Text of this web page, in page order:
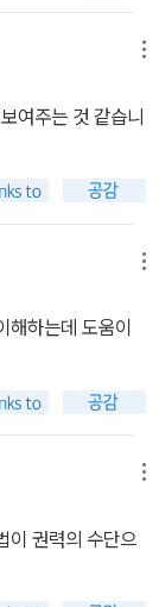
여주는 것 같습니
하는데 도움이
이 권력의 수단으